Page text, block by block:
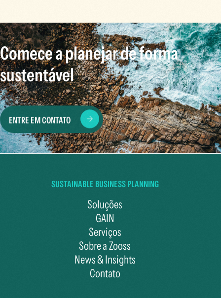
Comece a planejar de forma
sustentável
ENTRE EM CONTATO
SUSTAINABLE BUSINESS PLANNING
Soluções
GAIN
Serviços
Sobre a Zooss
News & Insights
Contato